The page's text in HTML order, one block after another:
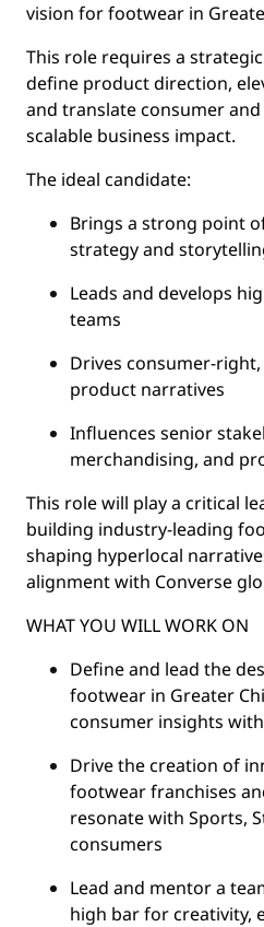
vision for footwear in
This role requires a
define product direction,
and translate consumer
scalable business impact.
The ideal candidate:
Brings a strong point
strategy and
Leads and develops
teams
Drives consumer-
product narratives
Influences senior
merchandising, and
This role will play a critical
building industry-leading
shaping hyperlocal
alignment with Converse
WHAT YOU WILL WORK ON
Define and lead the
footwear in Greater
consumer insights
Drive the creation of
footwear franchises
resonate with Sports,
consumers
Lead and mentor a
high bar for creativity,